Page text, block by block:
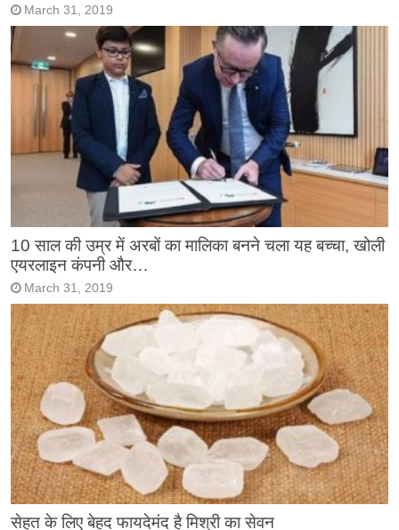
March 31, 2019
10 साल की उम्र में अरबों का मालिका बनने चला यह बच्चा, खोली
एयरलाइन कंपनी और…
March 31, 2019
सेहत के लिए बेहद फायदेमंद है मिश्री का सेवन